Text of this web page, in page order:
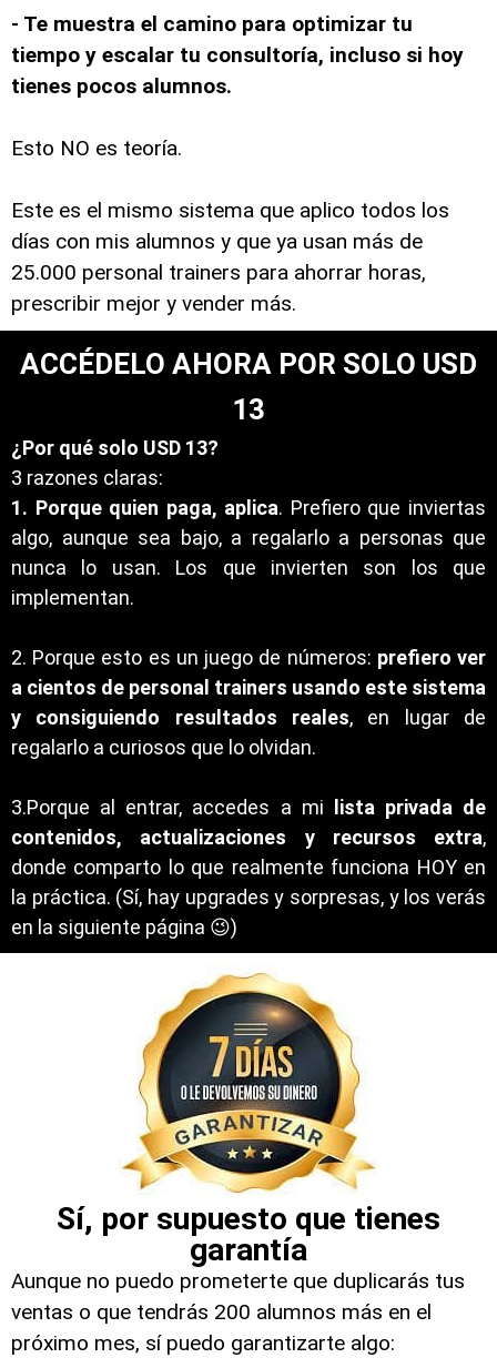
- Te muestra el camino para optimizar tu
tiempo y escalar tu consultoría, incluso si hoy
tienes pocos alumnos.
Esto NO es teoría.
Este es el mismo sistema que aplico todos los
días con mis alumnos y que ya usan más de
25.000 personal trainers para ahorrar horas,
prescribir mejor y vender más.
ACCÉDELO AHORA POR SOLO USD
13
¿Por qué solo USD 13?
3 razones claras:
1. Porque quien paga, aplica. Prefiero que inviertas
algo, aunque sea bajo, a regalarlo a personas que
nunca lo usan. Los que invierten son los que
implementan.
2. Porque esto es un juego de números: prefiero ver
a cientos de personal trainers usando este sistema
y consiguiendo resultados reales, en lugar de
regalarlo a curiosos que lo olvidan.
3.Porque al entrar, accedes a mi
lista privada de
contenidos, actualizaciones y recursos extra,
donde comparto lo que realmente funciona HOY en
la práctica. (Sí, hay upgrades y sorpresas, y los verás
en la siguiente página 😉)
Sí, por supuesto que tienes
garantía
Aunque no puedo prometerte que duplicarás tus
ventas o que tendrás 200 alumnos más en el
próximo mes, sí puedo garantizarte algo: